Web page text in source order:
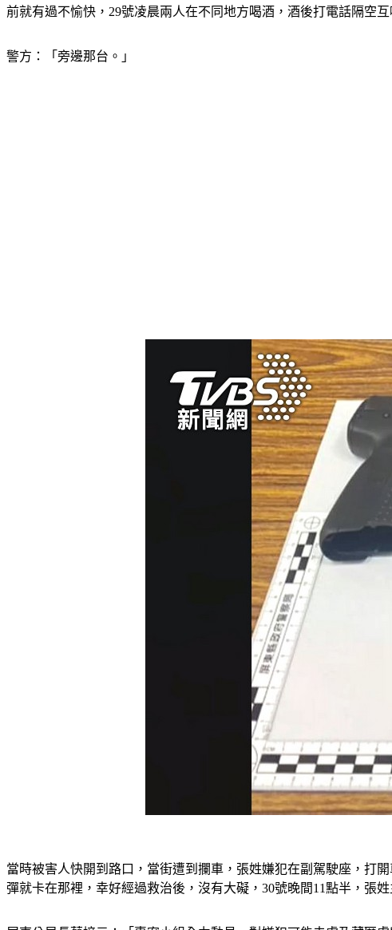
前就有過不愉快，29號凌晨兩人在不同地方喝酒，酒後打電話隔空
警方：「旁邊那台。」
當時被害人快開到路口，當街遭到攔車，張姓嫌犯在副駕駛座，打
彈就卡在那裡，幸好經過救治後，沒有大礙，30號晚間11點半，張